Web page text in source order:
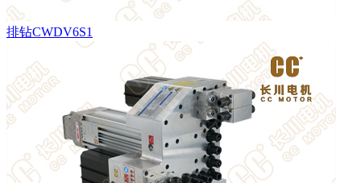
排钻CWDV6S1